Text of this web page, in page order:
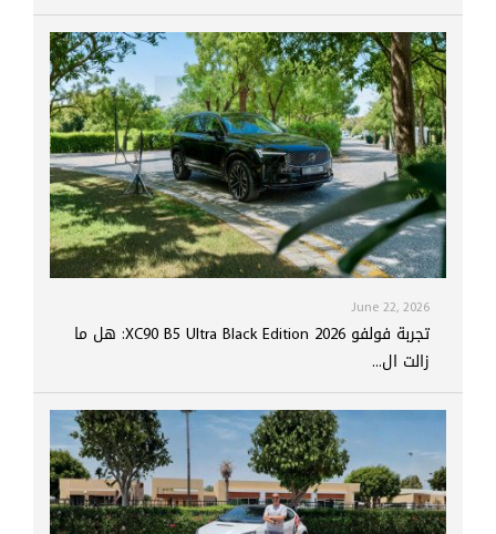
June 22, 2026
تجربة فولفو XC90 B5 Ultra Black Edition 2026: هل ما
زالت ال...